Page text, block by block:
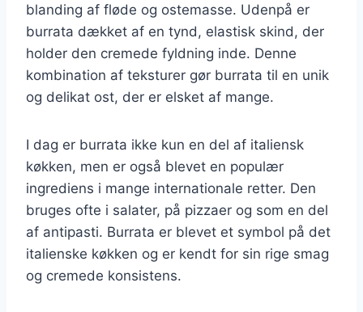
blanding af fløde og ostemasse. Udenpå er
burrata dækket af en tynd, elastisk skind, der
holder den cremede fyldning inde. Denne
kombination af teksturer gør burrata til en unik
og delikat ost, der er elsket af mange.
I dag er burrata ikke kun en del af italiensk
køkken, men er også blevet en populær
ingrediens i mange internationale retter. Den
bruges ofte i salater, på pizzaer og som en del
af antipasti. Burrata er blevet et symbol på det
italienske køkken og er kendt for sin rige smag
og cremede konsistens.